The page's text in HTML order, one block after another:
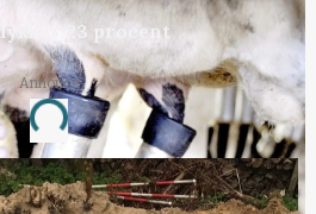
23 procent
Annonce
Loading...